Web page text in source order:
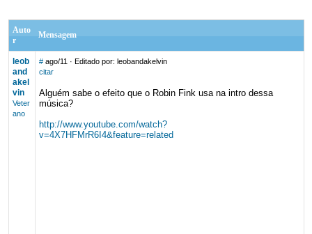
Auto
r
Mensagem
leob
and
akel
vin
Veter
ano
# ago/11 · Editado por: leobandakelvin
citar
Alguém sabe o efeito que o Robin Fink usa na intro dessa
música?
http://www.youtube.com/watch?
v=4X7HFMrR6I4&feature=related